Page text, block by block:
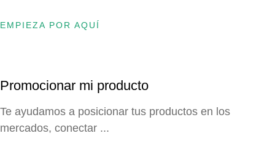
EMPIEZA POR AQUÍ
Promocionar mi producto
Te ayudamos a posicionar tus productos en los
mercados, conectar ...